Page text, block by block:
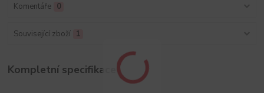
Komentáře 0
Související zboží 1
Kompletní specifikace